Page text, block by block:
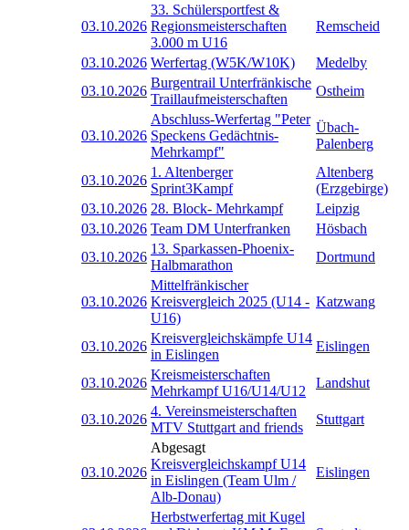
03.10.2026
33. Schülersportfest &
Regionsmeisterschaften
3.000 m U16
Remscheid
03.10.2026 Werfertag (W5K/W10K)
Medelby
03.10.2026
Burgentrail Unterfränkische
Traillaufmeisterschaften
Ostheim
03.10.2026
Abschluss-Werfertag "Peter
Speckens Gedächtnis-
Mehrkampf"
Übach-
Palenberg
03.10.2026
1. Altenberger
Sprint3Kampf
Altenberg
(Erzgebirge)
03.10.2026 28. Block- Mehrkampf
Leipzig
03.10.2026 Team DM Unterfranken
Hösbach
03.10.2026
13. Sparkassen-Phoenix-
Halbmarathon
Dortmund
03.10.2026
Mittelfränkischer
Kreisvergleich 2025 (U14 -
U16)
Katzwang
03.10.2026
Kreisvergleichskämpfe U14
in Eislingen
Eislingen
03.10.2026
Kreismeisterschaften
Mehrkampf U16/U14/U12
Landshut
03.10.2026
4. Vereinsmeisterschaften
MTV Stuttgart and friends
Stuttgart
03.10.2026
Abgesagt
Kreisvergleichskampf U14
in Eislingen (Team Ulm /
Alb-Donau)
Eislingen
Herbstwerfertag mit Kugel